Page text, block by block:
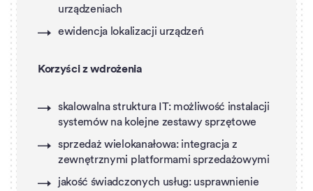
urządzeniach
ewidencja lokalizacji urządzeń
Korzyści z wdrożenia
skalowalna struktura IT: możliwość instalacji
systemów na kolejne zestawy sprzętowe
sprzedaż wielokanałowa: integracja z
zewnętrznymi platformami sprzedażowymi
jakość świadczonych usług: usprawnienie